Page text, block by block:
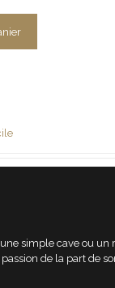
simple cave ou un
passion de la part de